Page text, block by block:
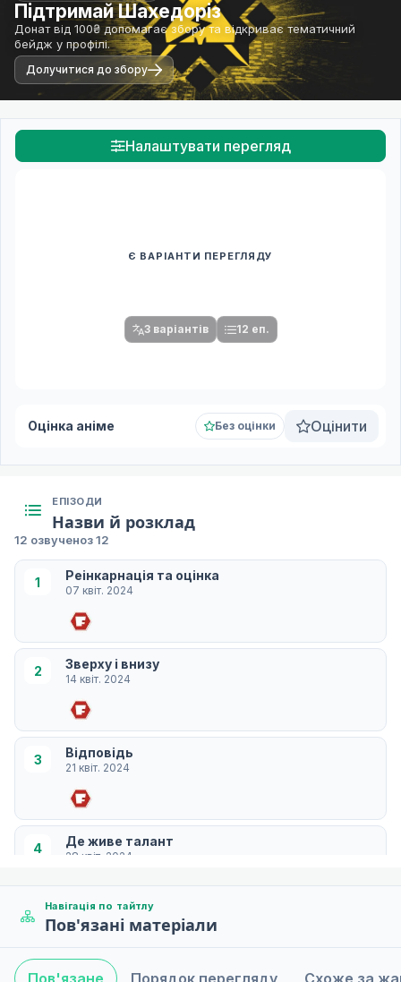
Підтримай Шахедоріз
Донат від 100₴ допомагає збору та відкриває тематичний
бейдж у профілі.
Долучитися до збору
Налаштувати перегляд
Є ВАРІАНТИ ПЕРЕГЛЯДУ
3 варіантів 12 еп.
Оцінка аніме Без оцінки Оцінити
ЕПІЗОДИ
Назви й розклад
12 озвученоз 12
1 Реінкарнація та оцінка
07 квіт. 2024
2 Зверху і внизу
14 квіт. 2024
3 Відповідь
21 квіт. 2024
4 Де живе талант
28 квіт. 2024
Буря наближається!
Навігація по тайтлу
Пов'язані матеріали
Пов'язане Порядок перегляду Схоже за